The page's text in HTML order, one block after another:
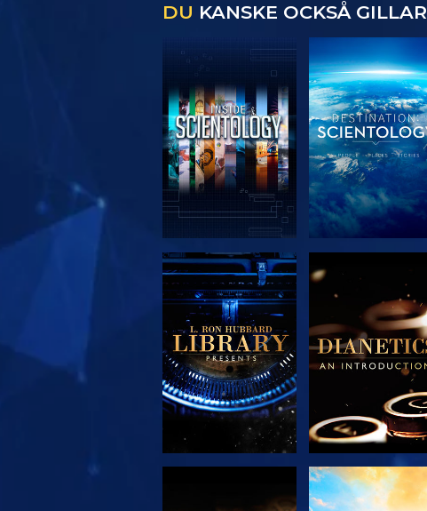
DU KANSKE OCKSÅ GILLAR
UTFORSKA
SERIEN
UTFORSKA
SERIEN